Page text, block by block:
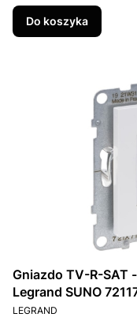
Do koszyka
Gniazdo TV-R-SAT
Legrand SUNO
PRODUCENT
LEGRAND